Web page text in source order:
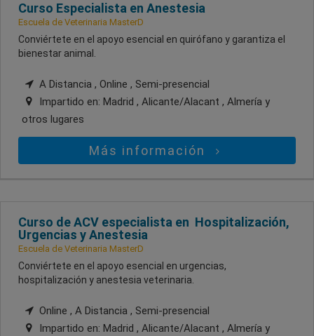
Curso Especialista en Anestesia
Escuela de Veterinaria MasterD
Conviértete en el apoyo esencial en quirófano y garantiza el
bienestar animal.
A Distancia , Online , Semi-presencial
Impartido en: Madrid , Alicante/Alacant , Almería y
otros lugares
Más información
Curso de ACV especialista en Hospitalización,
Urgencias y Anestesia
Escuela de Veterinaria MasterD
Conviértete en el apoyo esencial en urgencias,
hospitalización y anestesia veterinaria.
Online , A Distancia , Semi-presencial
Impartido en: Madrid , Alicante/Alacant , Almería y